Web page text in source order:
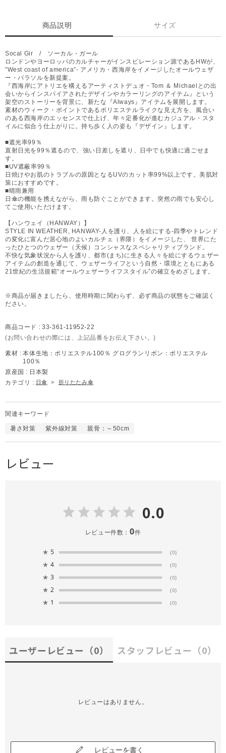
商品説明 サイズ
Socal Gir / ソーカル・ガール
ロンドンやヨーロッパのカルチャーがインスピレーション源であるHWが、
”West coast of america”- アメリカ・西海岸をイメージしたオールウェザ
ー・パラソルを新提案。
『西海岸にアトリエを構えるアーティストデュオ・Tom ＆ Michaelとの出
会いからインスパイアされたデザインやカラーリングのアイテム』という
架空のストーリーを背景に、新たな『Always』アイテムを展開します。
素材のウィーク・ポイントであるポリエステルライクな見え方を、風合い
のある西海岸のエッセンスで仕上げ、年々定番化が進むカジュアル・スタ
イルに似合う仕上がりに。持ち歩く人の姿も『デザイン』します。
■遮光率99％
直射日光を99％遮るので、強い日差しを遮り、日中でも快適に過ごせま
す。
■UV遮蔽率99％
日焼けやお肌のトラブルの原因となるUVのカット率99%以上です。美肌対
策におすすめです。
■晴雨兼用
日傘の機能を携えながら、雨も防ぐことができます。突然の雨でも安心し
てご使用いただけます。
【ハンウェイ（HANWAY）】
STYLE IN WEATHER, HANWAY-人を護り、人を絵にする-四季やトレンド
の変化に富んだ居心地のよいカルチェ（界隈）をイメージした、 世界にた
ったひとつのウェザー（天候）コンシャスなスペシャリティブランド。
不快な気象状況から人を護り、都市(まち)に生きる人々を絵にするウェザー
アイテムの創造を通じて、ウェザーライフという自然・環境とともにある
21世紀の生活規範“オールウェザーライフスタイル”の確立をめざします。
※商品が届きましたら、使用時期に関わらず、必ず商品の状態をご確認く
ださい。
商品コード : 33-361-11952-22
(お問い合わせの際には、上記品番をお伝え下さい。)
素材 : 本体生地：ポリエステル100％ グログランリボン：ポリエステル
100％
原産国 : 日本製
カテゴリ : 日傘 > 折りたたみ傘
関連キーワード
暑さ対策 紫外線対策 親骨：～50cm
レビュー
0.0
レビュー件数： 0件
★ 5 (0)
★ 4 (0)
★ 3 (0)
★ 2 (0)
★ 1 (0)
ユーザーレビュー （0） スタッフレビュー （0）
レビューはありません。
レビューを書く